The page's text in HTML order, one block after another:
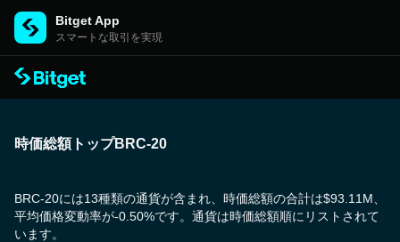
Bitget App
スマートな取引を実現
時価総額トップBRC-20
BRC-20には13種類の通貨が含まれ、時価総額の合計は$93.11M、
平均価格変動率が-0.50%です。通貨は時価総額順にリストされて
います。